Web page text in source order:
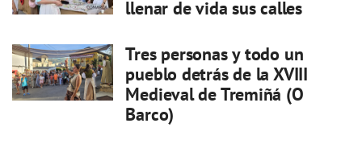
llenar de vida sus calles
Tres personas y todo un
pueblo detrás de la XVIII
Medieval de Tremiñá (O
Barco)